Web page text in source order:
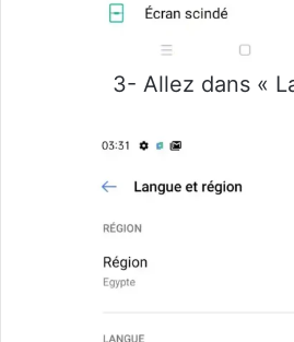
3- Allez dans «